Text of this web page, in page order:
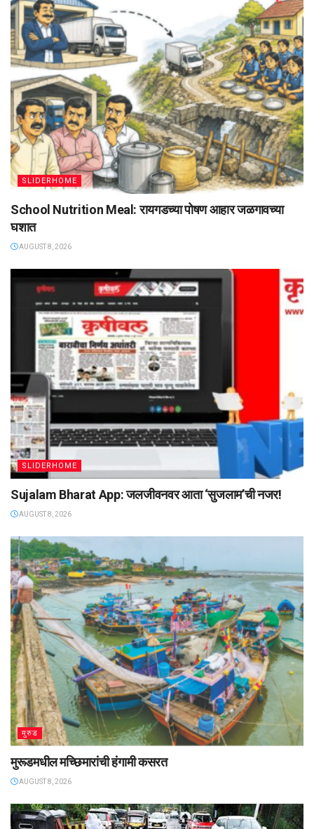
SLIDERHOME
School Nutrition Meal: रायगडच्या पोषण आहार जळगावच्या
घशात
AUGUST 8, 2026
SLIDERHOME
Sujalam Bharat App: जलजीवनवर आता ‌‘सुजलाम‌’ची नजर!
AUGUST 8, 2026
मुरुड
मुरूडमधील मच्छिमारांची हंगामी कसरत
AUGUST 8, 2026